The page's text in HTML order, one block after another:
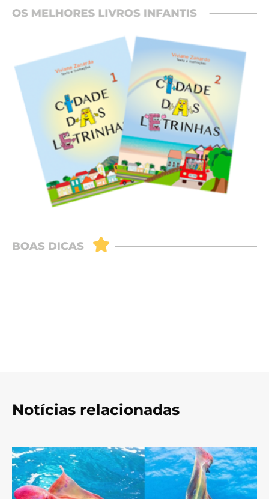
Notícias relacionadas